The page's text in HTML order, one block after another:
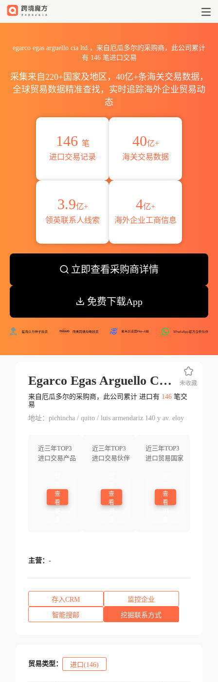
egarco egas arguello cia ltd.，来自厄瓜多尔的采购商，此公司累计
有 146笔进口交易
采集来自220+国家及地区，40亿+条海关交易数据，
全球贸易数据精准查找，实时追踪海外企业贸易动
态
146 笔
进口交易记录
40亿+
海关交易数据
3.9亿+
领英联系人线索
4亿+
海外企业工商信息
立即查看采购商详情
免费下载App
Egarco Egas Arguello Cia Ltd.
来自厄瓜多尔的采购商，此公司累计 进口有 146笔交
易
地址：pichincha / quito / luis armendariz 140 y av. eloy
近三年TOP3
进口交易产品
查
看
近三年TOP3
进口交易伙伴
查
看
近三年TOP3
进口贸易国家
查
看
未收藏
主营： -
存入CRM 监控企业
智能搜邮 挖掘联系方式
贸易类型： 进口(146)